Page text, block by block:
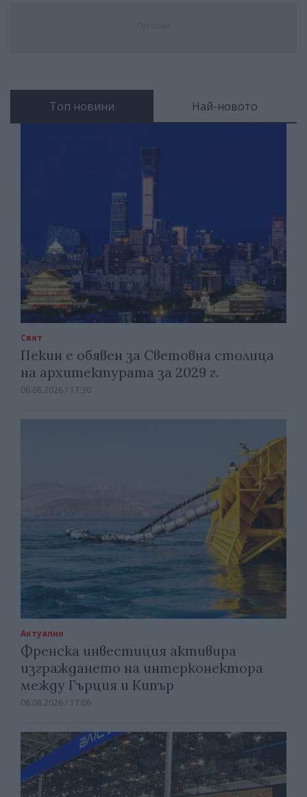
Топ новини Най-новото
Свят
Пекин е обявен за Световна столица
на архитектурата за 2029 г.
06.08.2026 / 17:30
Актуално
Френска инвестиция активира
изграждането на интерконектора
между Гърция и Кипър
06.08.2026 / 17:06